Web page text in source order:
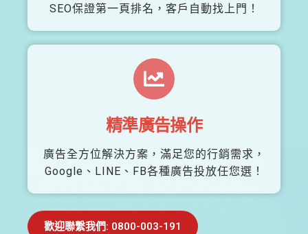
SEO保證第一頁排名，客戶自動找上門！
精準廣告操作
廣告全方位解決方案，滿足您的行銷需求，
Google、LINE、FB各種廣告投放任您選！
歡迎聯繫我們: 0800-003-191